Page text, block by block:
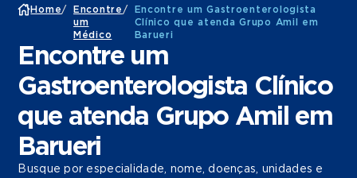
Home/
Encontre
um
Médico
/
Encontre um Gastroenterologista
Clínico que atenda Grupo Amil em
Barueri
Encontre um
Gastroenterologista Clínico
que atenda Grupo Amil em
Barueri
Busque por especialidade, nome, doenças, unidades e